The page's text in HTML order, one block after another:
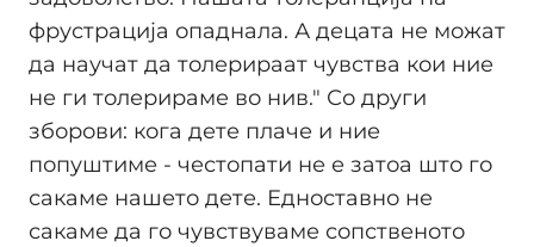
фрустрација опаднала. А децата не можат
да научат да толерираат чувства кои ние
не ги толерираме во нив." Со други
зборови: кога дете плаче и ние
попуштиме - честопати не е затоа што го
сакаме нашето дете. Едноставно не
сакаме да го чувствуваме сопственото